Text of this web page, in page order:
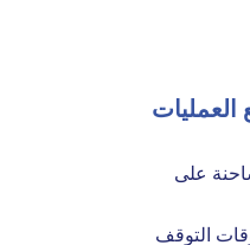
العمليات
على
التوقف